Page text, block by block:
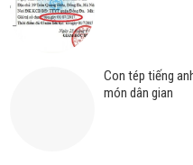
Con tép tiếng
món dân gian